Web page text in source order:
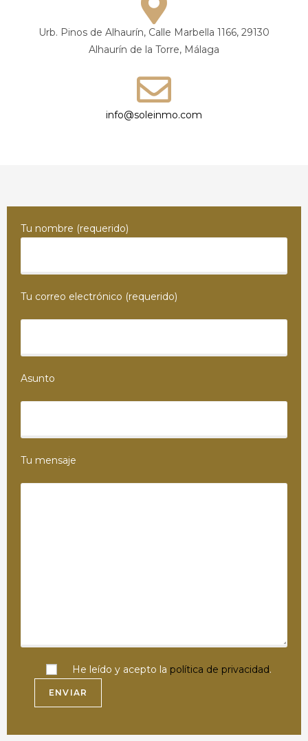
Urb. Pinos de Alhaurín, Calle Marbella 1166, 29130
Alhaurín de la Torre, Málaga
info@soleinmo.com
Tu nombre (requerido)
Tu correo electrónico (requerido)
Asunto
Tu mensaje
He leído y acepto la política de privacidad.